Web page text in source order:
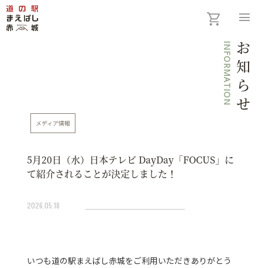
menu
お知らせ
INFORMATION
メディア情報
5月20日（水）日本テレビ DayDay「FOCUS」に
て紹介されることが決定しました！
2026.05.18
いつも道の駅まえばし赤城をご利用いただきありがとう